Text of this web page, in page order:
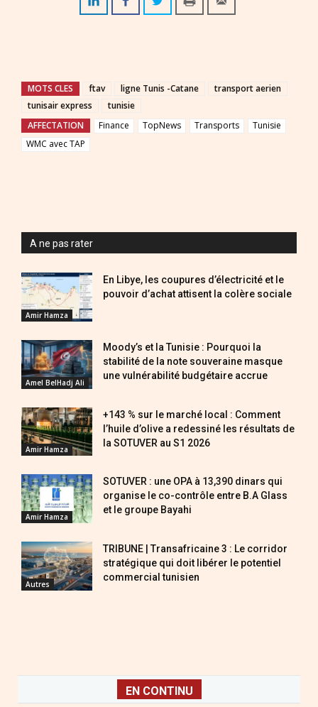
MOTS CLES ftav ligne Tunis -Catane
transport aerien
tunisair express
tunisie
AFFECTATION
Finance TopNews Transports
Tunisie
WMC avec TAP
A ne pas rater
Amir Hamza
En Libye, les coupures d’électricité et le
pouvoir d’achat attisent la colère sociale
Amel BelHadj Ali
Moody’s et la Tunisie : Pourquoi la
stabilité de la note souveraine masque
une vulnérabilité budgétaire accrue
Amir Hamza
+143 % sur le marché local : Comment
l’huile d’olive a redessiné les résultats de
la SOTUVER au S1 2026
Amir Hamza
SOTUVER : une OPA à 13,390 dinars qui
organise le co-contrôle entre B.A Glass
et le groupe Bayahi
Autres
TRIBUNE | Transafricaine 3 : Le corridor
stratégique qui doit libérer le potentiel
commercial tunisien
EN CONTINU